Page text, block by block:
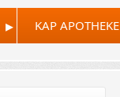
▸ KAP APOTHEKE